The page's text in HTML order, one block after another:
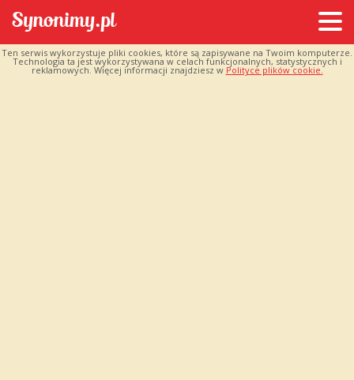
Ten serwis wykorzystuje pliki cookies, które są zapisywane na Twoim komputerze.
Technologia ta jest wykorzystywana w celach funkcjonalnych, statystycznych i
reklamowych. Więcej informacji znajdziesz w Polityce plików cookie.